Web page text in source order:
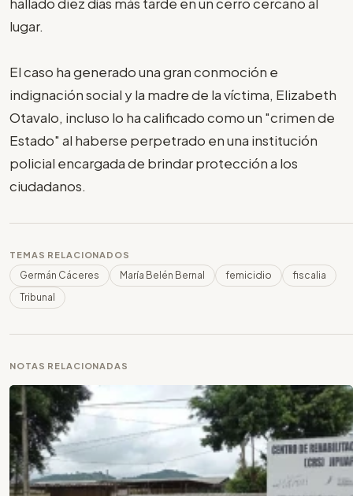
lugar.
El caso ha generado una gran conmoción e
indignación social y la madre de la víctima, Elizabeth
Otavalo, incluso lo ha calificado como un "crimen de
Estado" al haberse perpetrado en una institución
policial encargada de brindar protección a los
ciudadanos.
TEMAS RELACIONADOS
Germán Cáceres María Belén Bernal femicidio
fiscalia
Tribunal
NOTAS RELACIONADAS